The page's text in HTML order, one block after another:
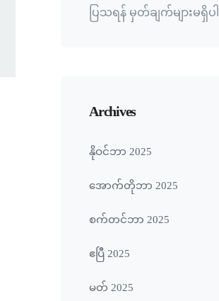
ပြသရန် မှတ်ချက်များမရှိပါ
Archives
နိုဝင်ဘာ 2025
အောက်တိုဘာ 2025
စက်တင်ဘာ 2025
ဧပြီ 2025
မတ် 2025